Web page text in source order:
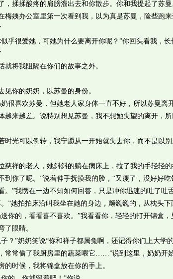
，揉揉酸疼的肩膀溜出去和你散步。你和我提起了苏曼
姨办公室里第一次看到我，以为真是苏曼，险些跑来
很爱她，可她为什么要离开你呢？”你回头看我，长
将我阻隔在你们的故事之外。
你的奶奶，以苏曼的身份。
喜欢苏曼，但她老人家身体一直不好，所以苏曼离
越来越差。说特别想见苏曼，我不想她失望的离开，
光可以倒转，我宁愿从一开始就失去你，而不是以别
祥的老人，她斜斜的躺在病床上，拉了我的手轻轻的
到你了呢。”说着伸手抚摸我的脸，“又瘦了，没好好
。”我愣在一边不知如何回答，只是冲你迅速的吐了吐
”她拍拍床沿叫我坐在她的身边，颤巍巍的，从枕头
送你的，看看喜不喜欢。”我看看你，轻轻的打开锦盒
了眼睛。
”奶奶笑说“你和祥子都属兔啊，还记得你们上大学
常常偷了我厨房里的蔬菜喂它……”说到这里，奶奶开
时候，我将锦盒放在你的手上。